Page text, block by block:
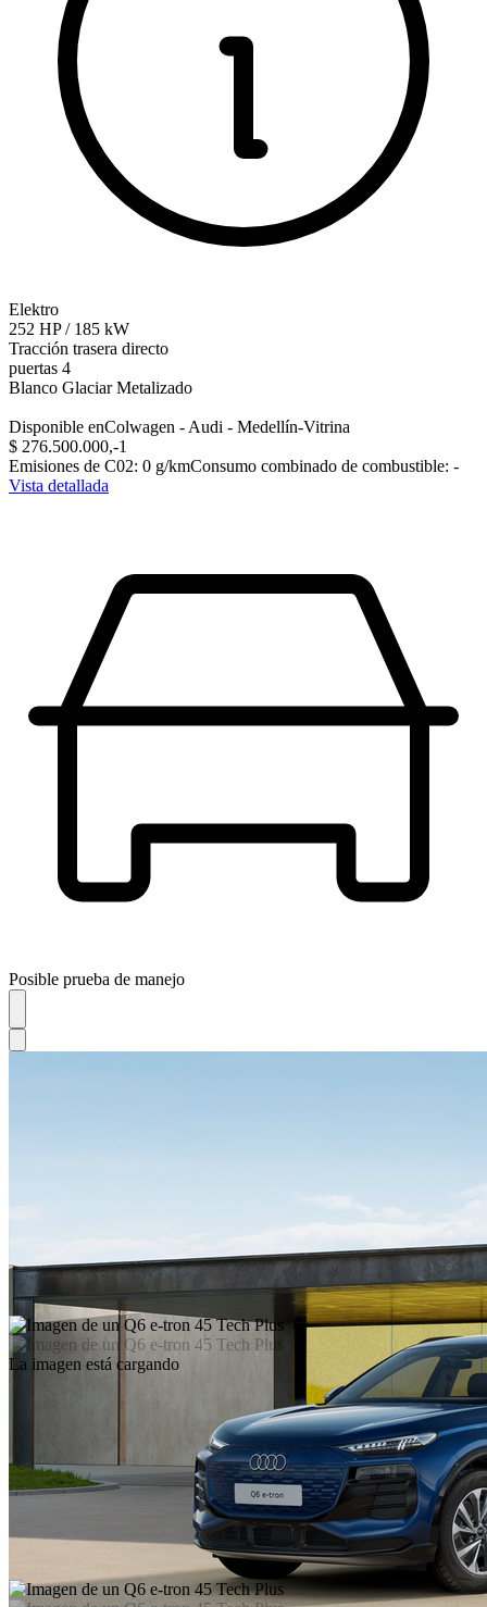
Elektro
252 HP/ 185 kW
Tracción trasera directo
puertas 4
Blanco Glaciar Metalizado
Disponible enColwagen - Audi - Medellín-Vitrina
$ 276.500.000,-‍1
Emisiones de C02: 0 g/kmConsumo combinado de combustible: -
Vista detallada
Posible prueba de manejo
La imagen está cargando